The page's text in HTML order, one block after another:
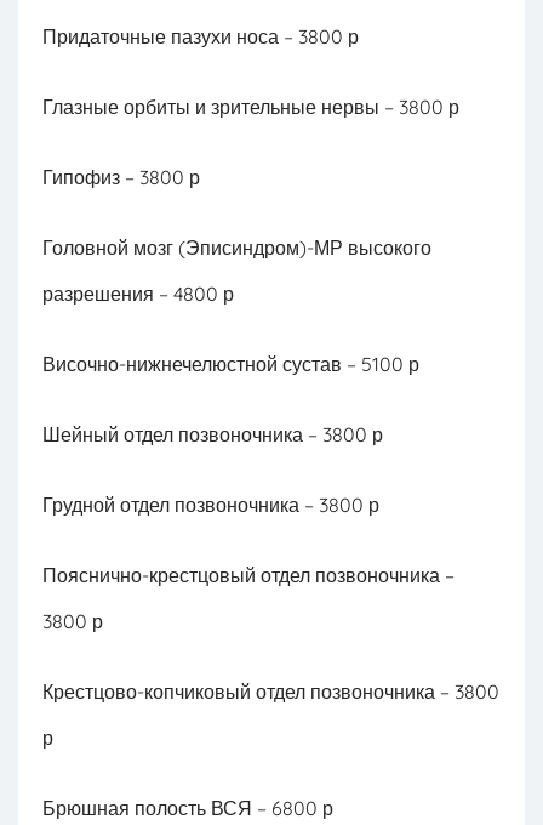
Придаточные пазухи носа – 3800 р
Глазные орбиты и зрительные нервы – 3800 р
Гипофиз – 3800 р
Головной мозг (Эписиндром)-МР высокого
разрешения – 4800 р
Височно-нижнечелюстной сустав – 5100 р
Шейный отдел позвоночника – 3800 р
Грудной отдел позвоночника – 3800 р
Пояснично-крестцовый отдел позвоночника –
3800 р
Крестцово-копчиковый отдел позвоночника – 3800
р
Брюшная полость ВСЯ – 6800 р